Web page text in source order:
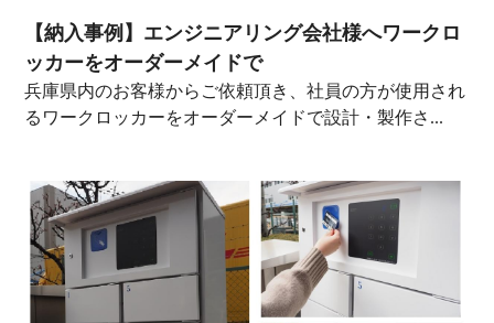
【納入事例】エンジニアリング会社様へワークロ
ッカーをオーダーメイドで
兵庫県内のお客様からご依頼頂き、社員の方が使用され
るワークロッカーをオーダーメイドで設計・製作さ...